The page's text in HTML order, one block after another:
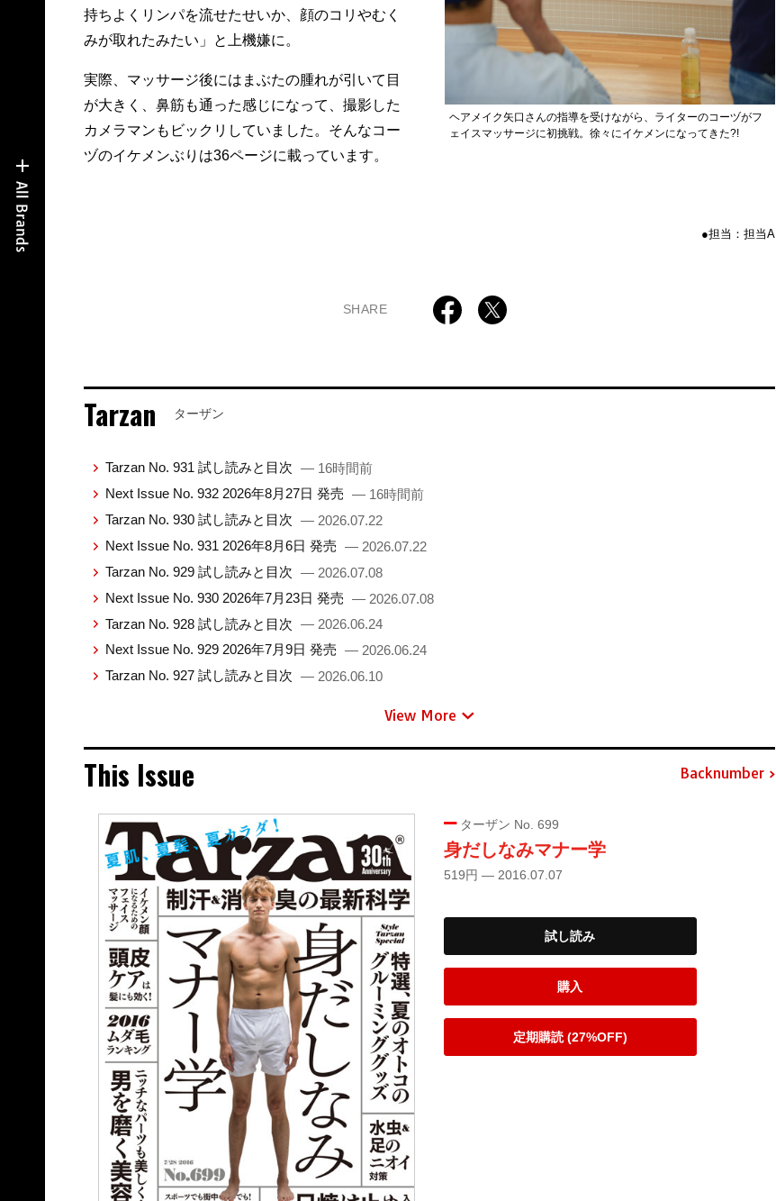
持ちよくリンパを流せたせいか、顔のコリやむく
みが取れたみたい」と上機嫌に。
実際、マッサージ後にはまぶたの腫れが引いて目
が大きく、鼻筋も通った感じになって、撮影した
カメラマンもビックリしていました。そんなコー
ヅのイケメンぶりは36ページに載っています。
ヘアメイク矢口さんの指導を受けながら、ライターのコーヅがフ
ェイスマッサージに初挑戦。徐々にイケメンになってきた?!
●担当：担当A
SHARE
Tarzan ターザン
Tarzan No. 931 試し読みと目次 — 16時間前
Next Issue No. 932 2026年8月27日 発売 — 16時間前
Tarzan No. 930 試し読みと目次 — 2026.07.22
Next Issue No. 931 2026年8月6日 発売 — 2026.07.22
Tarzan No. 929 試し読みと目次 — 2026.07.08
Next Issue No. 930 2026年7月23日 発売 — 2026.07.08
Tarzan No. 928 試し読みと目次 — 2026.06.24
Next Issue No. 929 2026年7月9日 発売 — 2026.06.24
Tarzan No. 927 試し読みと目次 — 2026.06.10
View More
This Issue Backnumber
ターザン No. 699
身だしなみマナー学
519円 — 2016.07.07
試し読み
購入
定期購読 (27%OFF)